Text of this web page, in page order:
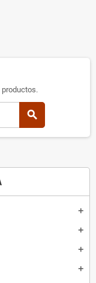
add
add
add
add
productos.
search